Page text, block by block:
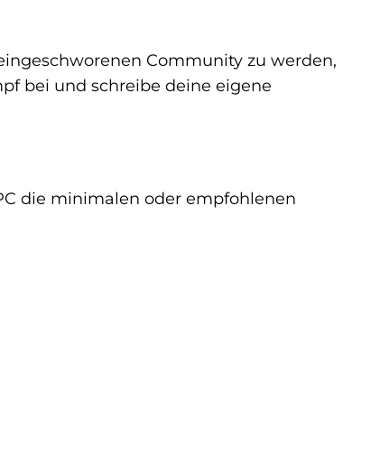
Community zu werden,
bei und schreibe deine eigene
die minimalen oder empfohlenen